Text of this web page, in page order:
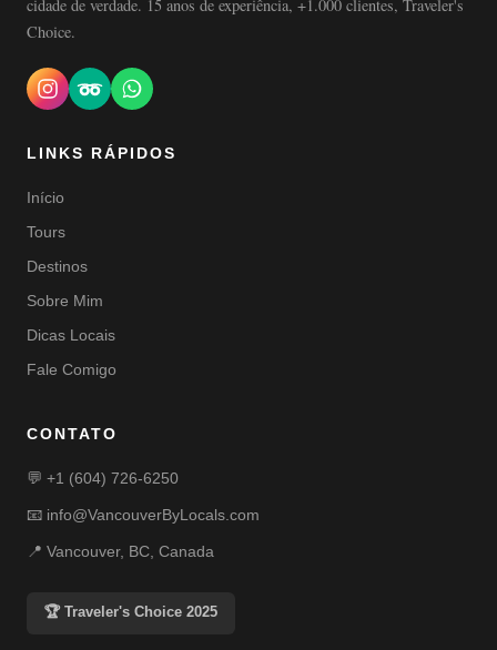
cidade de verdade. 15 anos de experiência, +1.000 clientes, Traveler's
Choice.
LINKS RÁPIDOS
Início
Tours
Destinos
Sobre Mim
Dicas Locais
Fale Comigo
CONTATO
💬 +1 (604) 726-6250
📧 info@VancouverByLocals.com
📍 Vancouver, BC, Canada
🏆 Traveler's Choice 2025